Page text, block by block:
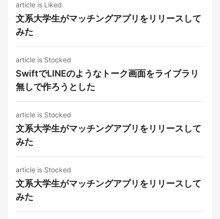
article is Liked
文系大学生がマッチングアプリをリリースして
みた
article is Stocked
SwiftでLINEのようなトーク画面をライブラリ
無しで作ろうとした
article is Stocked
文系大学生がマッチングアプリをリリースして
みた
article is Stocked
文系大学生がマッチングアプリをリリースして
みた